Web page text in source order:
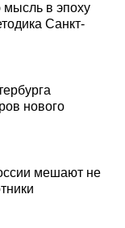
мысль в эпоху
Санкт-
нового
мешают не